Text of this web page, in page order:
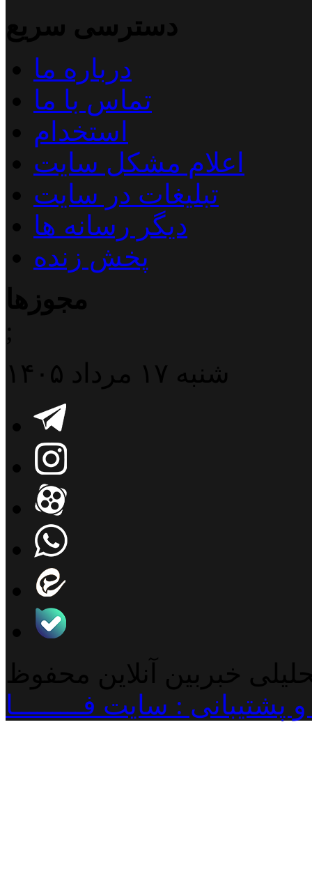
دسترسی سریع
درباره ما
تماس با ما
استخدام
اعلام مشکل سایت
تبلیغات در سایت
دیگر رسانه ها
پخش زنده
مجوزها
;
شنبه ۱۷ مرداد ۱۴۰۵
خبربین آنلاین محفوظ
: سایت فـــــــــا